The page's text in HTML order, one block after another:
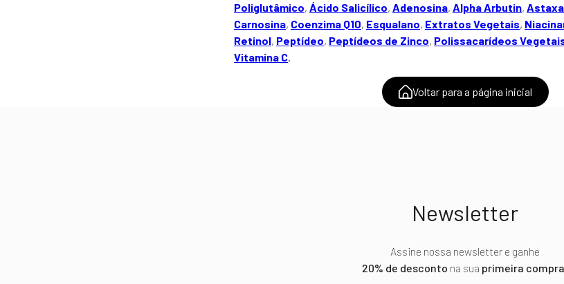
Poliglutâmico, Ácido Salicílico, Adenosina, Alpha Arbutin,
Carnosina, Coenzima Q10, Esqualano, Extratos Vegetais,
Retinol, Peptídeo, Peptídeos de Zinco, Polissacarídeos
Vitamina C.
Voltar para a página inicial
Newsletter
Assine nossa newsletter e ganhe
20% de desconto na sua primeira compra